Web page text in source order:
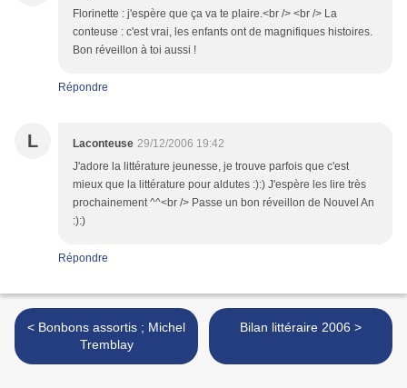
Florinette : j'espère que ça va te plaire.<br /> <br /> La
conteuse : c'est vrai, les enfants ont de magnifiques histoires.
Bon réveillon à toi aussi !
Répondre
L Laconteuse 29/12/2006 19:42
J'adore la littérature jeunesse, je trouve parfois que c'est
mieux que la littérature pour aldutes :):) J'espère les lire très
prochainement ^^<br /> Passe un bon réveillon de Nouvel An
:):)
Répondre
< Bonbons assortis ; Michel
Tremblay
Bilan littéraire 2006 >